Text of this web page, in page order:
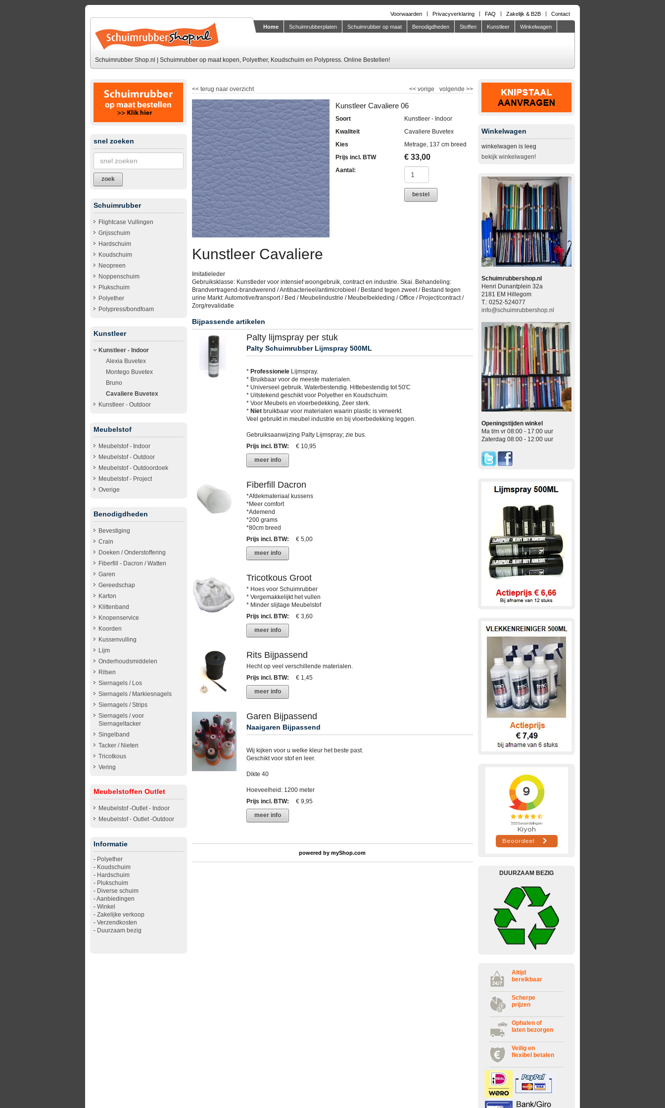
Voorwaarden Privacyverklaring FAQ Zakelijk & B2B Contact
Schuimrubber Shop.nl | Schuimrubber op maat kopen, Polyether, Koudschuim en Polypress. Online Bestellen!
Home Schuimrubberplaten Schuimrubber op maat Benodigdheden Stoffen Kunstleer Winkelwagen
snel zoeken
zoek
Schuimrubber
Flightcase Vullingen
Grijsschuim
Hardschuim
Koudschuim
Neopreen
Noppenschuim
Plukschuim
Polyether
Polypress/bondfoam
Kunstleer
Kunstleer - Indoor
Alexia Buvetex
Montego Buvetex
Bruno
Cavaliere Buvetex
Kunstleer - Outdoor
Meubelstof
Meubelstof - Indoor
Meubelstof - Outdoor
Meubelstof - Outdoordoek
Meubelstof - Project
Overige
Benodigdheden
Bevestiging
Crain
Doeken / Onderstoffering
Fiberfill - Dacron / Watten
Garen
Gereedschap
Karton
Klittenband
Knopenservice
Koorden
Kussenvulling
Lijm
Onderhoudsmiddelen
Ritsen
Siernagels / Los
Siernagels / Markiesnagels
Siernagels / Strips
Siernagels / voor
Siernageltacker
Singelband
Tacker / Nieten
Tricotkous
Vering
Meubelstoffen Outlet
Meubelstof -Outlet - Indoor
Meubelstof - Outlet -Outdoor
Informatie
- Polyether
- Koudschuim
- Hardschuim
- Plukschuim
- Diverse schuim
-Aanbiedingen
- Winkel
- Zakelijke verkoop
- Verzendkosten
- Duurzaam bezig
<< terug naar overzicht volgende >>
<<vorige
Kunstleer Cavaliere 06
Soort
Kunstleer - Indoor
Kwaliteit
Cavaliere Buvetex
Kies
Metrage, 137 cm breed
Prijs incl. BTW
€ 33,00
Aantal:
bestel
Kunstleer Cavaliere
Imitatieleder
Gebruiksklasse: Kunstleder voor intensief woongebruik, contract en industrie. Skai. Behandeling:
Brandvertragend-brandwerend / Antibacterieel/antimicrobieel / Bestand tegen zweet / Bestand tegen
urine Markt: Automotive/transport / Bed / Meubelindustrie / Meubelbekleding / Office / Project/contract /
Zorg/revalidatie
Bijpassende artikelen
Palty lijmspray per stuk
Palty Schuimrubber Lijmspray 500ML
* ProfessioneleLijmspray.
* Bruikbaar voor de meeste materialen.
* Universeel gebruik. Waterbestendig. Hittebestendig tot 50'C
* Uitstekend geschikt voor Polyether en Koudschuim.
* Voor Meubels en vloerbedekking, Zeer sterk.
* Nietbruikbaar voor materialen waarin plastic is verwerkt.
Veel gebruikt in meubel industrie en bij vloerbedekking leggen.
Gebruiksaanwijzing Palty Lijmspray; zie bus.
Prijs incl. BTW:
€ 10,95
meer info
Fiberfill Dacron
*Afdekmateriaal kussens
*Meer comfort
*Ademend
*200 grams
*80cm breed
Prijs incl. BTW:
€ 5,00
meer info
Tricotkous Groot
* Hoes voor Schuimrubber
* Vergemakkelijkt het vullen
* Minder slijtage Meubelstof
Prijs incl. BTW:
€ 3,60
meer info
Rits Bijpassend
Hecht op veel verschillende materialen.
Prijs incl. BTW:
€ 1,45
meer info
Garen Bijpassend
Naaigaren Bijpassend
Wij kijken voor u welke kleur het beste past.
Geschikt voor stof en leer.
Dikte 40
Hoeveelheid: 1200 meter
Prijs incl. BTW:
€ 9,95
meer info
powered bymyShop.com
Winkelwagen
winkelwagen is leeg
bekijk winkelwagen!
Schuimrubbershop.nl
Henri Dunantplein 32a
2181 EM Hillegom
T.: 0252-524077
info@schuimrubbershop.nl
Openingstijden winkel
Ma t/m vr 08:00 - 17:00 uur
Zaterdag 08:00 - 12:00 uur
DUURZAAM BEZIG
Altijd
bereikbaar
Scherpe
prijzen
Ophalen of
laten bezorgen
Veilig en
flexibel betalen